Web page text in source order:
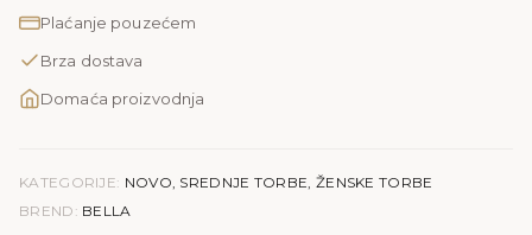
glat
količina
Plaćanje pouzećem
Brza dostava
Domaća proizvodnja
KATEGORIJE: NOVO, SREDNJE TORBE, ŽENSKE TORBE
BREND: BELLA